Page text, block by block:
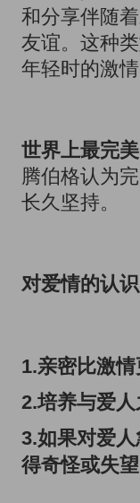
和分享伴随
友谊。这种
年轻时的激
世界上最完
腾伯格认为
长久坚持。
对爱情的认
1.亲密比激
2.培养与爱
3.如果对爱
得奇怪或失